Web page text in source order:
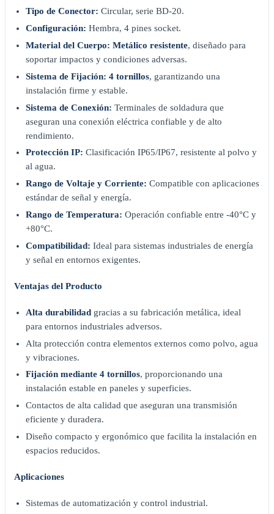
Tipo de Conector: Circular, serie BD-20.
Configuración: Hembra, 4 pines socket.
Material del Cuerpo: Metálico resistente, diseñado para
soportar impactos y condiciones adversas.
Sistema de Fijación: 4 tornillos, garantizando una
instalación firme y estable.
Sistema de Conexión: Terminales de soldadura que
aseguran una conexión eléctrica confiable y de alto
rendimiento.
Protección IP: Clasificación IP65/IP67, resistente al polvo y
al agua.
Rango de Voltaje y Corriente: Compatible con aplicaciones
estándar de señal y energía.
Rango de Temperatura: Operación confiable entre -40°C y
+80°C.
Compatibilidad: Ideal para sistemas industriales de energía
y señal en entornos exigentes.
Ventajas del Producto
Alta durabilidad gracias a su fabricación metálica, ideal
para entornos industriales adversos.
Alta protección contra elementos externos como polvo, agua
y vibraciones.
Fijación mediante 4 tornillos, proporcionando una
instalación estable en paneles y superficies.
Contactos de alta calidad que aseguran una transmisión
eficiente y duradera.
Diseño compacto y ergonómico que facilita la instalación en
espacios reducidos.
Aplicaciones
Sistemas de automatización y control industrial.